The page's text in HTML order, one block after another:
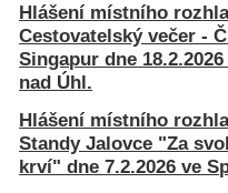
Hlášení místního
Cestovatelský večer -
Singapur dne
nad Úhl.
Hlášení místního
Standy Jalovce "Za
krví" dne 7.2.2026 ve